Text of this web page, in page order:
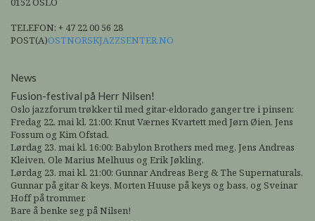
0152 OSLO
TELEFON: + 47 22 00 56 28
POST(A)OSTNORSKJAZZSENTER.NO
News
Fusion-festival på Herr Nilsen!
Oslo jazzforum trøkker til med gitar-eldorado ganger tre i pinsen:
Fredag 22. mai kl. 21:00: Knut Værnes Kvartett med Jørn Øien, Jens
Fossum og Kim Ofstad.
Lørdag 23. mai kl. 16:00: Babylon Brothers med meg, Jens Andreas
Kleiven, Ole Marius Melhuus og Erik Jøkling.
Lørdag 23. mai kl. 21:00: Gunnar Andreas Berg & The Supernaturals,
Gunnar på gitar & keys, Morten Huuse på keys og bass, og Sveinar
Hoff på trommer.
Bare å benke seg på Nilsen!